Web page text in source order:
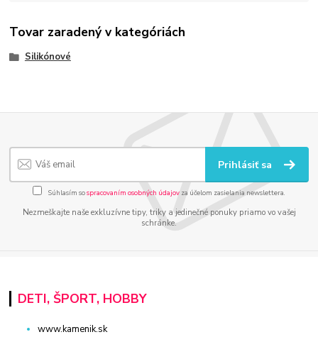
Tovar zaradený v kategóriách
Silikónové
Prihlásiť sa
Súhlasím sospracovaním osobných údajov za účelom zasielania newslettera.
Nezmeškajte naše exkluzívne tipy, triky a jedinečné ponuky priamo vo vašej
schránke.
DETI, ŠPORT, HOBBY
www.kamenik.sk